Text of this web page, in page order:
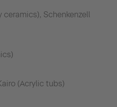
ceramics), Schenkenzell
(Acrylic tubs)